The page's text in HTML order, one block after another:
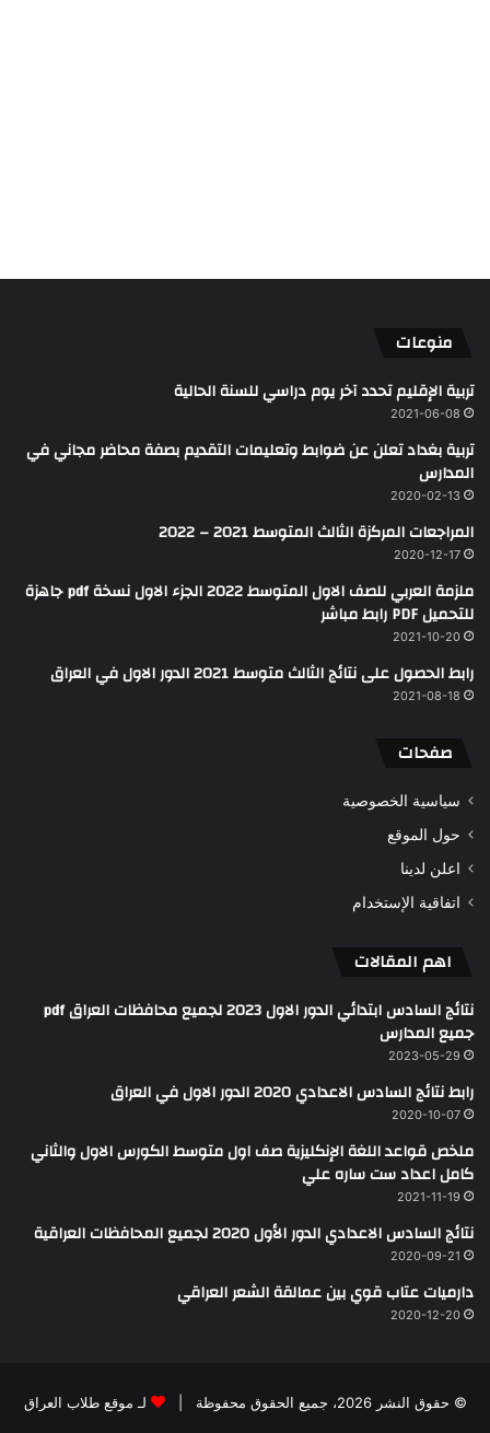
منوعات
تربية الإقليم تحدد آخر يوم دراسي للسنة الحالية
2021-06-08
تربية بغداد تعلن عن ضوابط وتعليمات التقديم بصفة محاضر مجاني في
المدارس
2020-02-13
المراجعات المركزة الثالث المتوسط 2021 – 2022
2020-12-17
ملزمة العربي للصف الاول المتوسط 2022 الجزء الاول نسخة pdf جاهزة
للتحميل PDF رابط مباشر
2021-10-20
رابط الحصول على نتائج الثالث متوسط 2021 الدور الاول في العراق
2021-08-18
صفحات
سياسية الخصوصية
حول الموقع
اعلن لدينا
اتفاقية الإستخدام
اهم المقالات
نتائج السادس ابتدائي الدور الاول 2023 لجميع محافظات العراق pdf
جميع المدارس
2023-05-29
رابط نتائج السادس الاعدادي 2020 الدور الاول في العراق
2020-10-07
ملخص قواعد اللغة الإنكليزية صف اول متوسط الكورس الاول والثاني
كامل اعداد ست ساره علي
2021-11-19
نتائج السادس الاعدادي الدور الأول 2020 لجميع المحافظات العراقية
2020-09-21
دارميات عتاب قوي بين عمالقة الشعر العراقي
2020-12-20
© حقوق النشر 2026، جميع الحقوق محفوظة | لـ موقع طلاب العراق